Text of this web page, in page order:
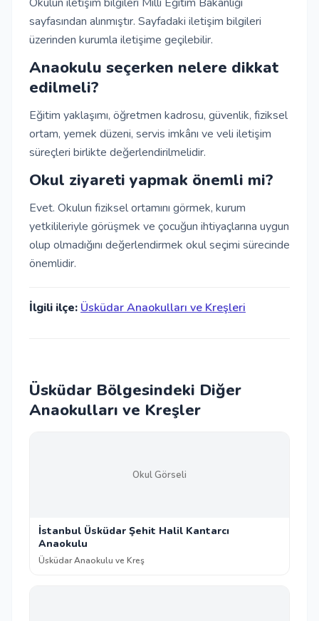
sayfasından alınmıştır. Sayfadaki iletişim bilgileri
üzerinden kurumla iletişime geçilebilir.
Anaokulu seçerken nelere dikkat
edilmeli?
Eğitim yaklaşımı, öğretmen kadrosu, güvenlik, fiziksel
ortam, yemek düzeni, servis imkânı ve veli iletişim
süreçleri birlikte değerlendirilmelidir.
Okul ziyareti yapmak önemli mi?
Evet. Okulun fiziksel ortamını görmek, kurum
yetkilileriyle görüşmek ve çocuğun ihtiyaçlarına uygun
olup olmadığını değerlendirmek okul seçimi sürecinde
önemlidir.
İlgili ilçe: Üsküdar Anaokulları ve Kreşleri
Üsküdar Bölgesindeki Diğer
Anaokulları ve Kreşler
Okul Görseli
İstanbul Üsküdar Şehit Halil Kantarcı
Anaokulu
Üsküdar Anaokulu ve Kreş